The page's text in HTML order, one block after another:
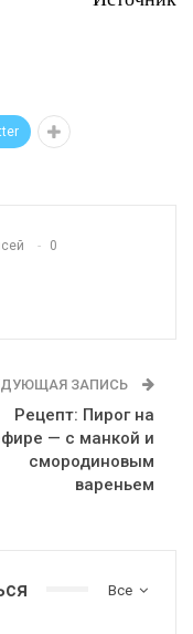
0
ЗАПИСЬ
Рецепт: Пирог на
— с манкой и
смородиновым
вареньем
Все